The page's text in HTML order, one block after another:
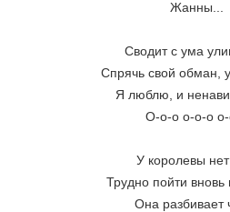
Жанны...
Сводит с ума
Спрячь свой обман,
Я люблю, и
О-о-о о-о-о
У королевы
Трудно пойти вновь
Она разбивает